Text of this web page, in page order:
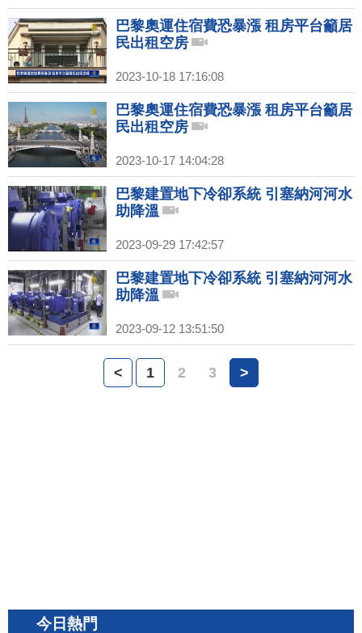
巴黎奧運住宿費恐暴漲 租房平台籲居
民出租空房
2023-10-18 17:16:08
巴黎奧運住宿費恐暴漲 租房平台籲居
民出租空房
2023-10-17 14:04:28
巴黎建置地下冷卻系統 引塞納河河水
助降溫
2023-09-29 17:42:57
巴黎建置地下冷卻系統 引塞納河河水
助降溫
2023-09-12 13:51:50
< 1 2 3 >
今日熱門